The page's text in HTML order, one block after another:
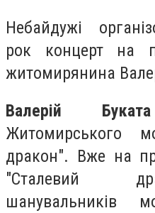
Небайдужі
рок концерт на
житомирянина
Валерій Буката
Житомирського
дракон". Вже на
"Сталевий
шанувальників